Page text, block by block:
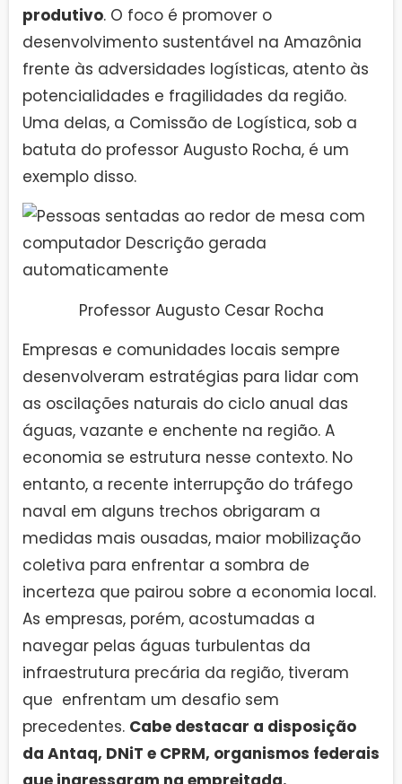
produtivo. O foco é promover o
desenvolvimento sustentável na Amazônia
frente às adversidades logísticas, atento às
potencialidades e fragilidades da região.
Uma delas, a Comissão de Logística, sob a
batuta do professor Augusto Rocha, é um
exemplo disso.
Professor Augusto Cesar Rocha
Empresas e comunidades locais sempre
desenvolveram estratégias para lidar com
as oscilações naturais do ciclo anual das
águas, vazante e enchente na região. A
economia se estrutura nesse contexto. No
entanto, a recente interrupção do tráfego
naval em alguns trechos obrigaram a
medidas mais ousadas, maior mobilização
coletiva para enfrentar a sombra de
incerteza que pairou sobre a economia local.
As empresas, porém, acostumadas a
navegar pelas águas turbulentas da
infraestrutura precária da região, tiveram
que enfrentam um desafio sem
precedentes. Cabe destacar a disposição
da Antaq, DNiT e CPRM, organismos federais